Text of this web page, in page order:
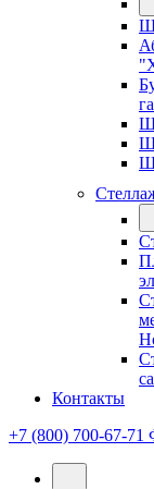
Контакты
+7 (800) 700-67-71